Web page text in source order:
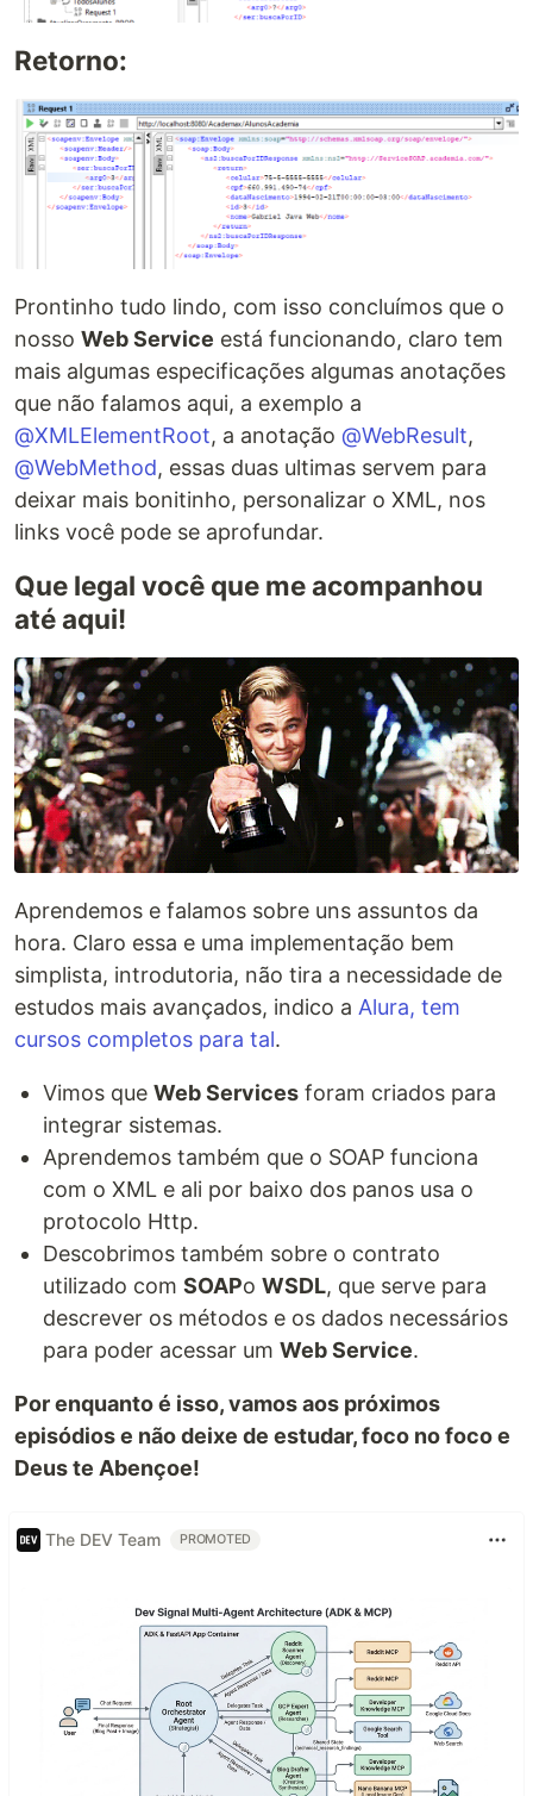
Retorno:
Prontinho tudo lindo, com isso concluímos que o
nosso Web Service está funcionando, claro tem
mais algumas especificações algumas anotações
que não falamos aqui, a exemplo a
@XMLElementRoot, a anotação @WebResult,
@WebMethod, essas duas ultimas servem para
deixar mais bonitinho, personalizar o XML, nos
links você pode se aprofundar.
Que legal você que me acompanhou
até aqui!
Aprendemos e falamos sobre uns assuntos da
hora. Claro essa e uma implementação bem
simplista, introdutoria, não tira a necessidade de
estudos mais avançados, indico a Alura, tem
cursos completos para tal.
Vimos que Web Services foram criados para
integrar sistemas.
Aprendemos também que o SOAP funciona
com o XML e ali por baixo dos panos usa o
protocolo Http.
Descobrimos também sobre o contrato
utilizado com SOAPo WSDL, que serve para
descrever os métodos e os dados necessários
para poder acessar um Web Service.
Por enquanto é isso, vamos aos próximos
episódios e não deixe de estudar, foco no foco e
Deus te Abençoe!
The DEV Team PROMOTED